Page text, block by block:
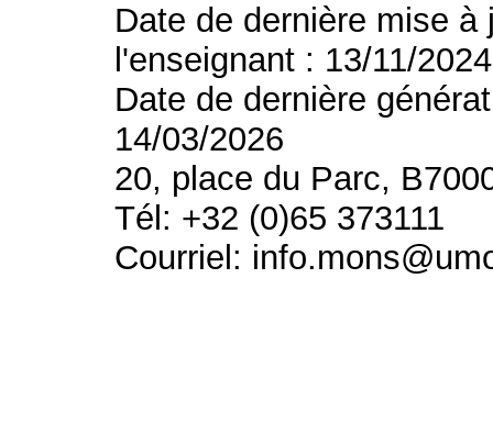
Date de dernière mise
l'enseignant : 13/11/2024
Date de dernière
14/03/2026
20, place du Parc,
Tél: +32 (0)65 373111
Courriel: